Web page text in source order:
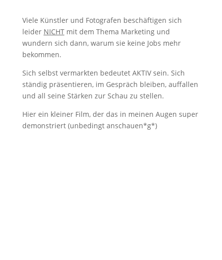
Viele Künstler und Fotografen beschäftigen sich
leider NICHTmit dem Thema Marketing und
wundern sich dann, warum sie keine Jobs mehr
bekommen.
Sich selbst vermarkten bedeutet AKTIV sein. Sich
ständig präsentieren, im Gespräch bleiben, auffallen
und all seine Stärken zur Schau zu stellen.
Hier ein kleiner Film, der das in meinen Augen super
demonstriert (unbedingt anschauen*g*)